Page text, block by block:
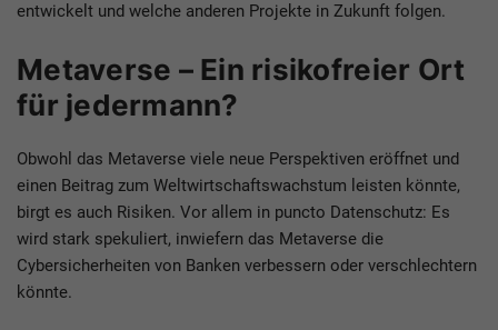
entwickelt und welche anderen Projekte in Zukunft folgen.
Metaverse – Ein risikofreier Ort
für jedermann?
Obwohl das Metaverse viele neue Perspektiven eröffnet und
einen Beitrag zum Weltwirtschaftswachstum leisten könnte,
birgt es auch Risiken. Vor allem in puncto Datenschutz: Es
wird stark spekuliert, inwiefern das Metaverse die
Cybersicherheiten von Banken verbessern oder verschlechtern
könnte.